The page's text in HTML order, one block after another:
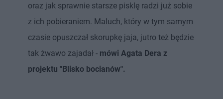
oraz jak sprawnie starsze pisklę radzi już sobie
z ich pobieraniem. Maluch, który w tym samym
czasie opuszczał skorupkę jaja, jutro też będzie
tak żwawo zajadał - mówi Agata Dera z
projektu "Blisko bocianów".